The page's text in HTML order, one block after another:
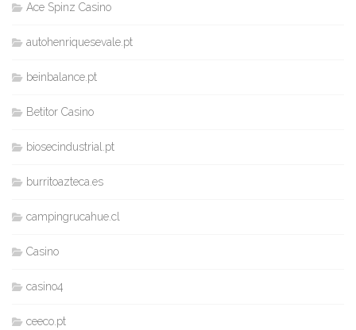
Ace Spinz Casino
autohenriquesevale.pt
beinbalance.pt
Betitor Casino
biosecindustrial.pt
burritoazteca.es
campingrucahue.cl
Casino
casino4
ceeco.pt